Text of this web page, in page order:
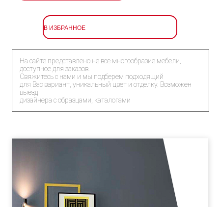
В ИЗБРАННОЕ
На сайте представлено не все многообразие мебели,
доступное для заказов.
Свяжитесь с нами и мы подберем подходящий
для Вас вариант, уникальный цвет и отделку. Возможен
выезд
дизайнера с образцами, каталогами